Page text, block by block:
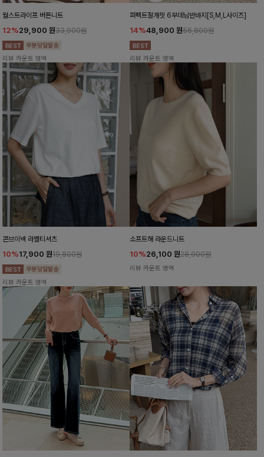
월스트라이프 버튼니트
12%29,900 원33,900원
리뷰 카운트 영역
퍼펙트절개핏 6부데님반바지[S,M,L사이즈]
14%48,900 원56,800원
리뷰 카운트 영역
콘브이넥 라벨티셔츠
10%17,900 원19,800원
리뷰 카운트 영역
소프트해 라운드니트
10%26,100 원28,900원
리뷰 카운트 영역